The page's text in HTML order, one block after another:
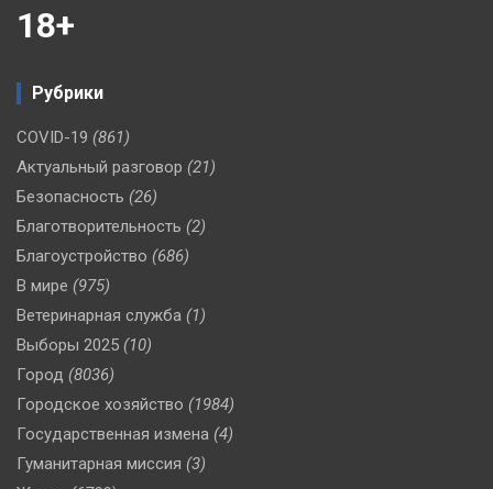
18+
Рубрики
COVID-19 (861)
Актуальный разговор (21)
Безопасность (26)
Благотворительность (2)
Благоустройство (686)
В мире (975)
Ветеринарная служба (1)
Выборы 2025 (10)
Город (8036)
Городское хозяйство (1984)
Государственная измена (4)
Гуманитарная миссия (3)